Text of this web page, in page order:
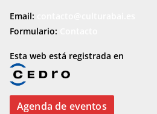
Email:
Formulario:
Esta web está registrada en
Agenda de eventos